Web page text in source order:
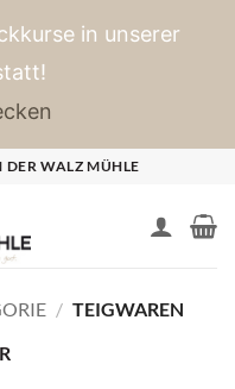
in unserer
WALZ MÜHLE
/ TEIGWAREN